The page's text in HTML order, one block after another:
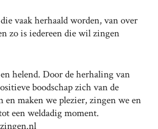
vaak herhaald worden, van over
zo is iedereen die wil zingen
helend. Door de herhaling van
boodschap zich van de
en maken we plezier, zingen we en
een weldadig moment.